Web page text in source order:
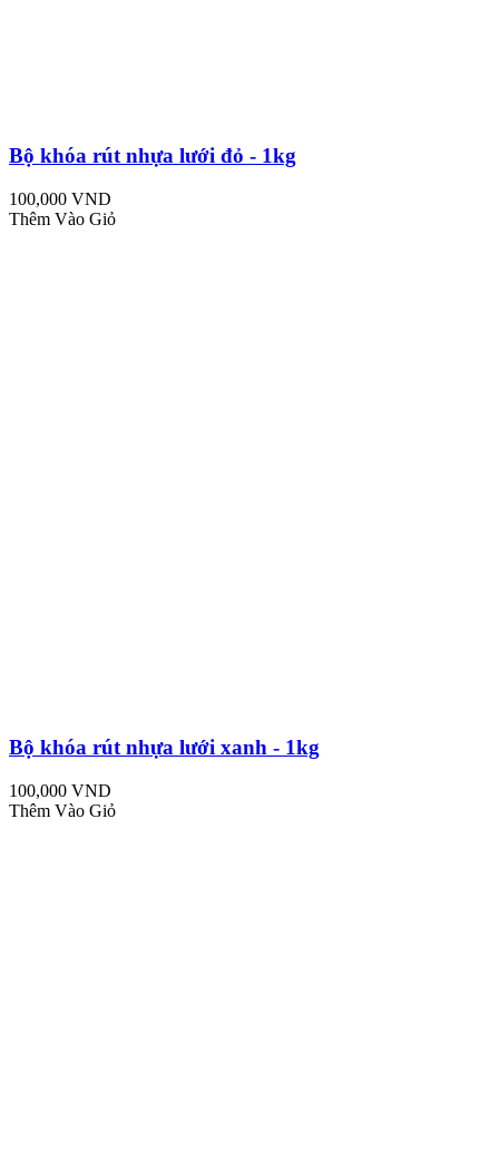
Bộ khóa rút nhựa lưới đỏ - 1kg
100,000 VND
Thêm Vào Giỏ
Bộ khóa rút nhựa lưới xanh - 1kg
100,000 VND
Thêm Vào Giỏ